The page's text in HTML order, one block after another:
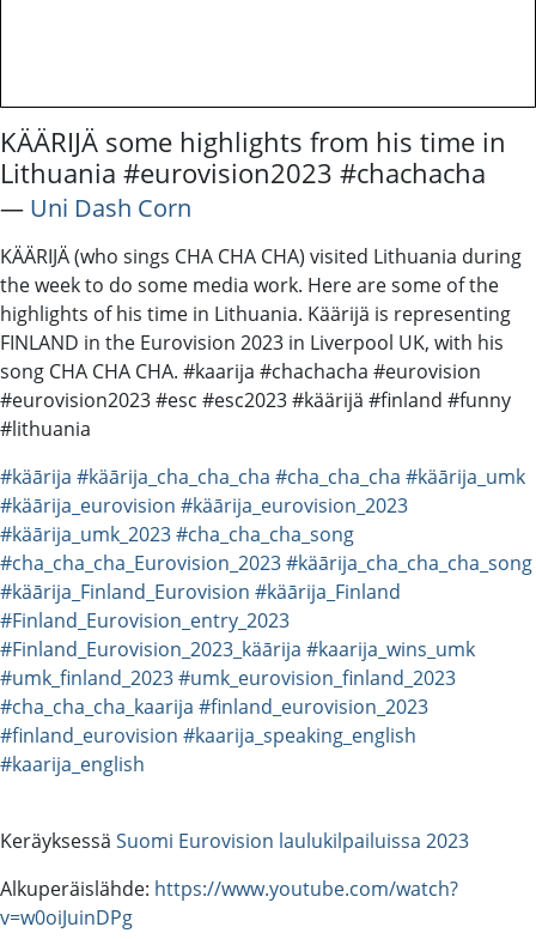
KÄÄRIJÄ some highlights from his time in
Lithuania #eurovision2023 #chachacha
― Uni Dash Corn
KÄÄRIJÄ (who sings CHA CHA CHA) visited Lithuania during
the week to do some media work. Here are some of the
highlights of his time in Lithuania. Käärijä is representing
FINLAND in the Eurovision 2023 in Liverpool UK, with his
song CHA CHA CHA. #kaarija #chachacha #eurovision
#eurovision2023 #esc #esc2023 #käärijä #finland #funny
#lithuania
#käārija #käārija_cha_cha_cha #cha_cha_cha #käārija_umk
#käārija_eurovision #käārija_eurovision_2023
#käārija_umk_2023#cha_cha_cha_song
#cha_cha_cha_Eurovision_2023#käārija_cha_cha_cha_song
#käārija_Finland_Eurovision #käārija_Finland
#Finland_Eurovision_entry_2023
#Finland_Eurovision_2023_käārija #kaarija_wins_umk
#umk_finland_2023#umk_eurovision_finland_2023
#cha_cha_cha_kaarija #finland_eurovision_2023
#finland_eurovision #kaarija_speaking_english
#kaarija_english
Keräyksessä Suomi Eurovision laulukilpailuissa 2023
Alkuperäislähde: https://www.youtube.com/watch?
v=w0oiJuinDPg